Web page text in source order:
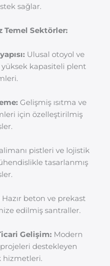
sağlar.
Temel Sektörler:
Ulusal otoyol ve
kapasiteli plent
Gelişmiş ısıtma ve
için özelleştirilmiş
pistleri ve lojistik
tasarlanmış
Hazır beton ve prekast
edilmiş santraller.
Gelişim: Modern
destekleyen
hizmetleri.